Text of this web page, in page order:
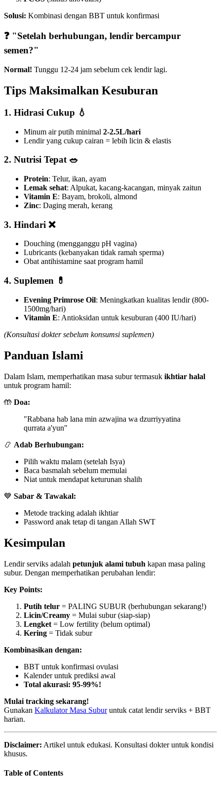
Solusi: Kombinasi dengan BBT untuk konfirmasi
❓ "Setelah berhubungan, lendir bercampur
semen?"
Normal! Tunggu 12-24 jam sebelum cek lendir lagi.
Tips Maksimalkan Kesuburan
1. Hidrasi Cukup 💧
Minum air putih minimal 2-2.5L/hari
Lendir yang cukup cairan = lebih licin & elastis
2. Nutrisi Tepat🥗
Protein: Telur, ikan, ayam
Lemak sehat: Alpukat, kacang-kacangan, minyak zaitun
Vitamin E: Bayam, brokoli, almond
Zinc: Daging merah, kerang
3. Hindari ❌
Douching (mengganggu pH vagina)
Lubricants (kebanyakan tidak ramah sperma)
Obat antihistamine saat program hamil
4. Suplemen 💊
Evening Primrose Oil: Meningkatkan kualitas lendir (800-
1500mg/hari)
Vitamin E: Antioksidan untuk kesuburan (400 IU/hari)
(Konsultasi dokter sebelum konsumsi suplemen)
Panduan Islami
Dalam Islam, memperhatikan masa subur termasuk ikhtiar halal
untuk program hamil:
🤲 Doa:
"Rabbana hab lana min azwajina wa dzurriyyatina
qurrata a'yun"
📿 Adab Berhubungan:
Pilih waktu malam (setelah Isya)
Baca basmalah sebelum memulai
Niat untuk mendapat keturunan shalih
💙 Sabar & Tawakal:
Metode tracking adalah ikhtiar
Password anak tetap di tangan Allah SWT
Kesimpulan
Lendir serviks adalah petunjuk alami tubuh kapan masa paling
subur. Dengan memperhatikan perubahan lendir:
Key Points:
Putih telur = PALING SUBUR (berhubungan sekarang!)
Licin/Creamy = Mulai subur (siap-siap)
Lengket = Low fertility (belum optimal)
Kering = Tidak subur
Kombinasikan dengan:
BBT untuk konfirmasi ovulasi
Kalender untuk prediksi awal
Total akurasi: 95-99%!
Mulai tracking sekarang!
Gunakan Kalkulator Masa Suburuntuk catat lendir serviks + BBT
harian.
Disclaimer: Artikel untuk edukasi. Konsultasi dokter untuk kondisi
khusus.
Table of Contents